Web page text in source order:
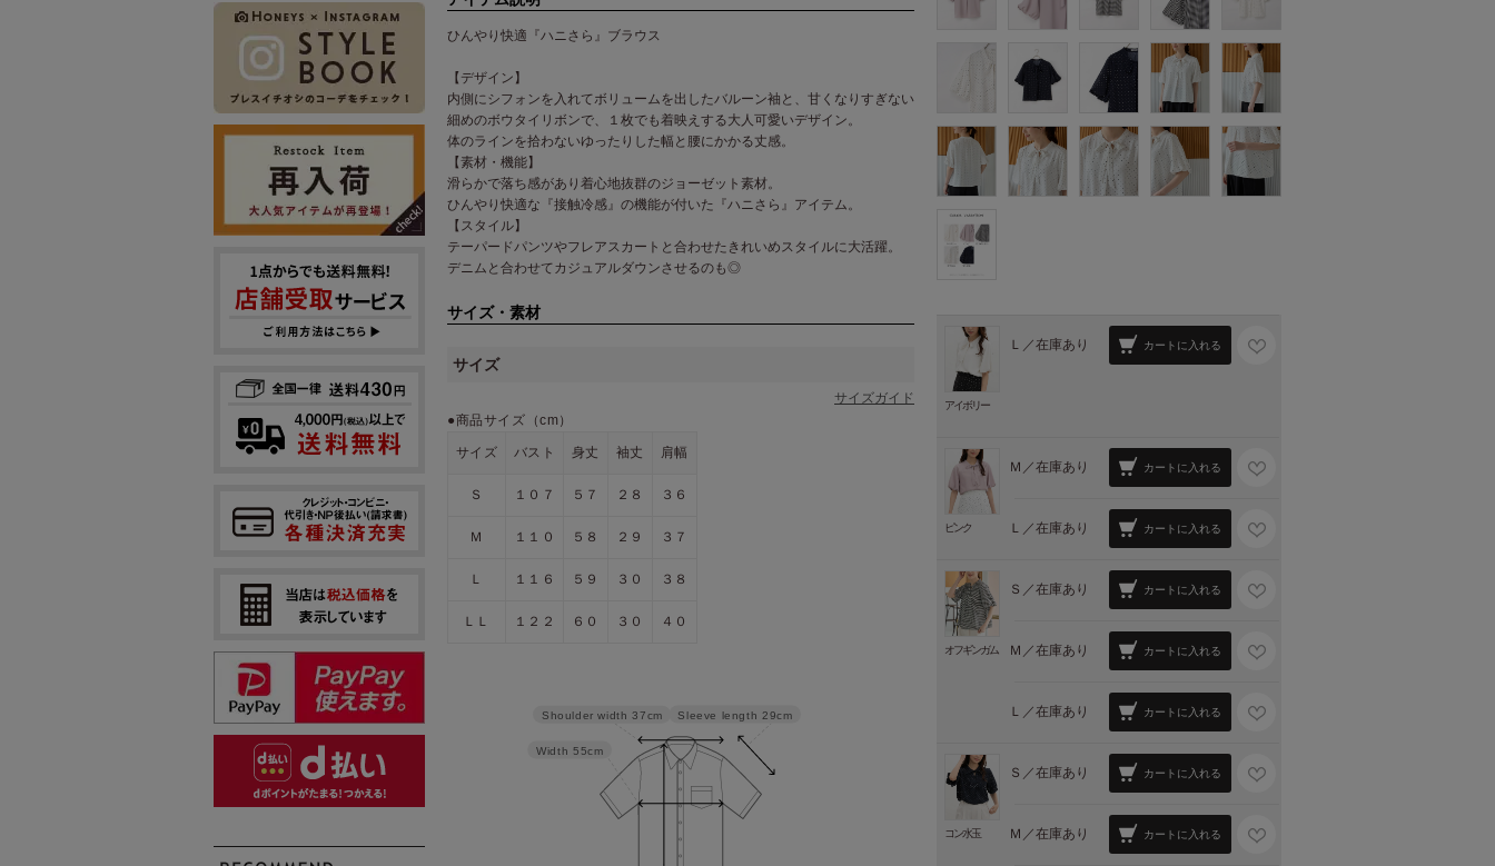
ひんやり快適『ハニさら』ブラウス
【デザイン】
内側にシフォンを入れてボリュームを出したバルーン袖と、甘くなりすぎない
細めのボウタイリボンで、１枚でも着映えする大人可愛いデザイン。
体のラインを拾わないゆったりした幅と腰にかかる丈感。
【素材・機能】
滑らかで落ち感があり着心地抜群のジョーゼット素材。
ひんやり快適な『接触冷感』の機能が付いた『ハニさら』アイテム。
【スタイル】
テーパードパンツやフレアスカートと合わせたきれいめスタイルに大活躍。
デニムと合わせてカジュアルダウンさせるのも◎
サイズ・素材
サイズ
サイズガイド
●商品サイズ（cm）
サイズ バスト 身丈 袖丈 肩幅
Ｓ １０７ ５７ ２８ ３６
Ｍ １１０ ５８ ２９ ３７
Ｌ １１６ ５９ ３０ ３８
ＬＬ １２２ ６０ ３０ ４０
Sleeve length 29cm
Width 55cm
Shoulder width 37cm
アイボリー
Ｌ／在庫あり カートに入れる
ピンク
Ｍ／在庫あり カートに入れる
Ｌ／在庫あり カートに入れる
オフギンガム
Ｓ／在庫あり カートに入れる
Ｍ／在庫あり カートに入れる
Ｌ／在庫あり カートに入れる
コン水玉
Ｓ／在庫あり カートに入れる
Ｍ／在庫あり カートに入れる